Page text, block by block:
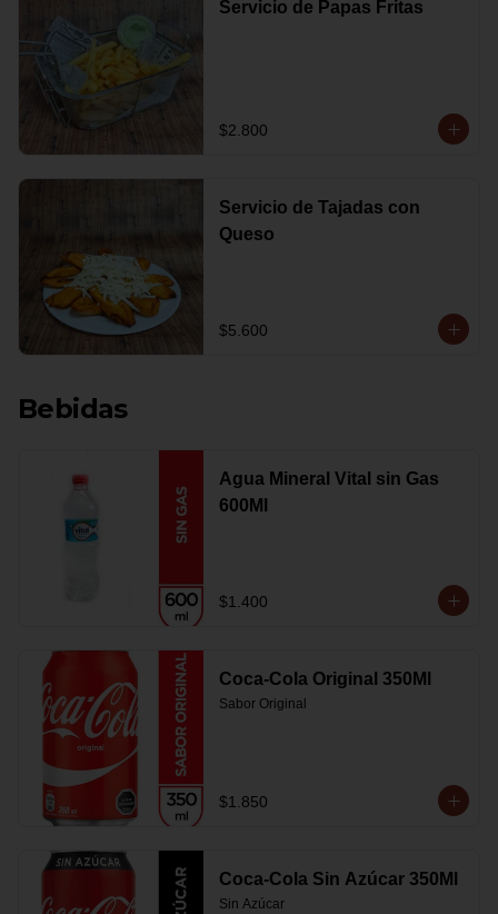
Servicio de Papas Fritas
$2.800
Servicio de Tajadas con
Queso
$5.600
Bebidas
Agua Mineral Vital sin Gas
600Ml
$1.400
Coca-Cola Original 350Ml
Sabor Original
$1.850
Coca-Cola Sin Azúcar 350Ml
Sin Azúcar